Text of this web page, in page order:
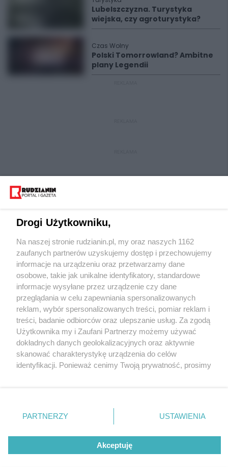
Lubelszczyzna. Turystyka
wiejska, czy agroturystyka?
Czas Wolny
Polski Tomorrowland? Ambitne
plany Legendii
Wydawca mediów lokalnych
Nie zapomnij
zapoznać się z:
polityką prywatności regulamin korzystania z portali
Twojemiasto
Piekary Śląskie
Chorzów
Tarnowskie Góry
Gliwice
Skontakuj sięz nami
Kontakt
Wydawca
Redakcja
Drogi Użytkowniku,
Na naszej stronie rudzianin.pl, my oraz naszych 1162
zaufanych partnerów uzyskujemy dostęp i przechowujemy
informacje na urządzeniu oraz przetwarzamy dane
osobowe, takie jak unikalne identyfikatory, standardowe
informacje wysyłane przez urządzenie czy dane
przeglądania w celu zapewniania spersonalizowanych
reklam, wybór spersonalizowanych treści, pomiar reklam i
treści, badanie odbiorców oraz ulepszanie usług. Za zgodą
Użytkownika my i Zaufani Partnerzy możemy używać
dokładnych danych geolokalizacyjnych oraz aktywnie
skanować charakterystykę urządzenia do celów
identyfikacji. Ponieważ cenimy Twoją prywatność, prosimy
prywatności znajdujący się w lewym dolnym rogu strony
. Niektóre rodzaje przetwarzania danych nie wymagają
zgody użytkownika, ale masz prawo sprzeciwić się
takiemu przetwarzaniu. Preferencje będą miały
zastosowania tylko na tej witrynie.
PARTNERZY USTAWIENIA
Akceptuję